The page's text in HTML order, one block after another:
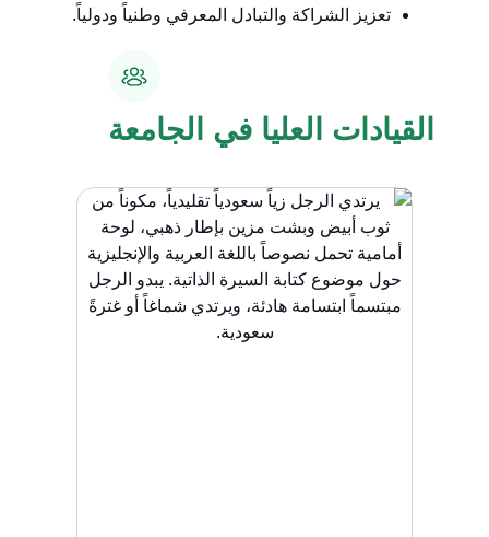
تعزيز الشراكة والتبادل المعرفي وطنياً ودولياً.
القيادات العليا في الجامعة​